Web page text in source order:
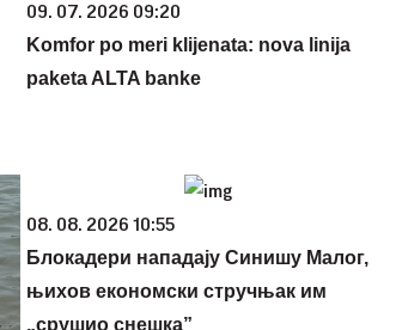
09. 07. 2026 09:20
Komfor po meri klijenata: nova linija
paketa ALTA banke
08. 08. 2026 10:55
Блокадери нападају Синишу Малог,
њихов економски стручњак им
„срушио снешка”